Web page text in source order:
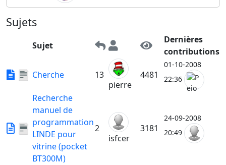
Sujets
Sujet
Dernières
contributions
Cherche
13
pierre
4481
01-10-2008
22:36
Recherche
manuel de
programmation
LINDE pour
vitrine (pocket
BT300M)
2
isfcer
3181
24-09-2008
20:49